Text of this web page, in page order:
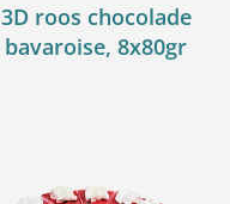
3D roos chocolade
bavaroise, 8x80gr